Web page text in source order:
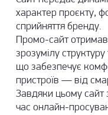
характер проєкту,
сприйняття бренду.
Промо-сайт отримав
зрозумілу
що забезпечує
пристроїв — від
Завдяки цьому сайт
час онлайн-